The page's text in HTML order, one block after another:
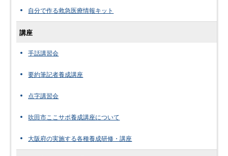
自分で作る救急医療情報キット
講座
手話講習会
要約筆記者養成講座
点字講習会
吹田市ここサポ養成講座について
大阪府の実施する各種養成研修・講座